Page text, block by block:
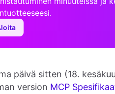
päivä sitten (18.
version MCP